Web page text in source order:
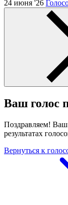
24 июня '26
Ваш голос
Поздравляем! Ваш
результатах
Вернуться к